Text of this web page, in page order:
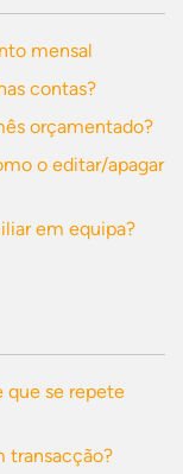
mensal
contas?
orçamentado?
o editar/apagar
em equipa?
que se repete
transacção?